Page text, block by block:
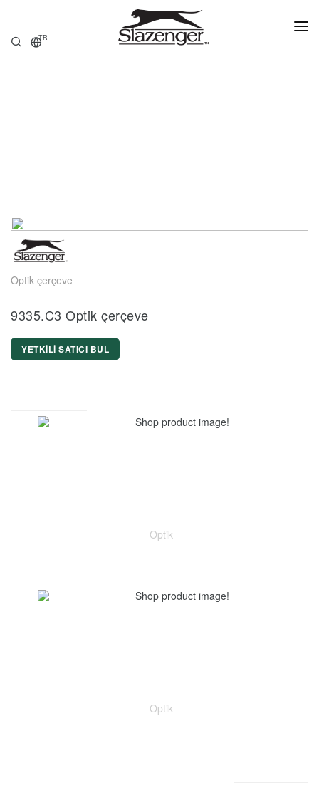
TR
Optik çerçeve
9335.C3 Optik çerçeve
YETKİLİ SATICI BUL
Optik
Optik